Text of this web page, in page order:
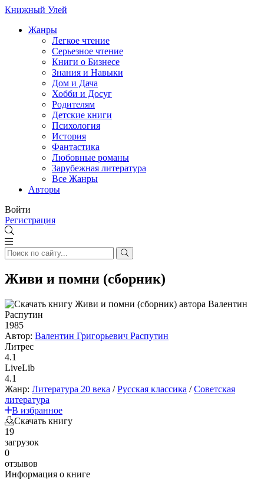
Книжный Улей
Жанры
Легкое чтение
Серьезное чтение
Книги о Бизнесе
Знания и Навыки
Дом и Дача
Хобби и Досуг
Родителям
Детские книги
Психология
История
Фантастика
Любовные романы
Зарубежная литература
Все Жанры
Авторы
Войти
Регистрация
Живи и помни (сборник)
1985
Автор: Валентин Григорьевич Распутин
Литрес
4.1
LiveLib
4.1
Жанр: Литература 20 века /Русская классика /Советская
литература
В избранное
Скачать книгу
19
загрузок
0
отзывов
Информация о книге